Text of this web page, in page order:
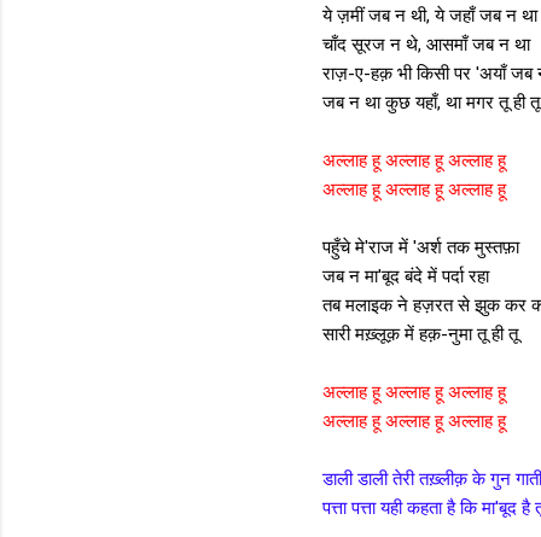
ये ज़मीं जब न थी, ये जहाँ जब न था
चाँद सूरज न थे, आसमाँ जब न था
राज़-ए-हक़ भी किसी पर 'अयाँ जब
जब न था कुछ यहाँ, था मगर तू ही तू
अल्लाह हू अल्लाह हू अल्लाह हू
अल्लाह हू अल्लाह हू अल्लाह हू
पहुँचे मे'राज में 'अर्श तक मुस्तफ़ा
जब न मा'बूद बंदे में पर्दा रहा
तब मलाइक ने हज़रत से झुक कर
सारी मख़्लूक़ में हक़-नुमा तू ही तू
अल्लाह हू अल्लाह हू अल्लाह हू
अल्लाह हू अल्लाह हू अल्लाह हू
डाली डाली तेरी तख़्लीक़ के गुन
पत्ता पत्ता यही कहता है कि मा'बूद है